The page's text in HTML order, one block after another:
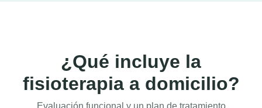
¿Qué incluye la
fisioterapia a domicilio?
Evaluación funcional y un plan de tratamiento